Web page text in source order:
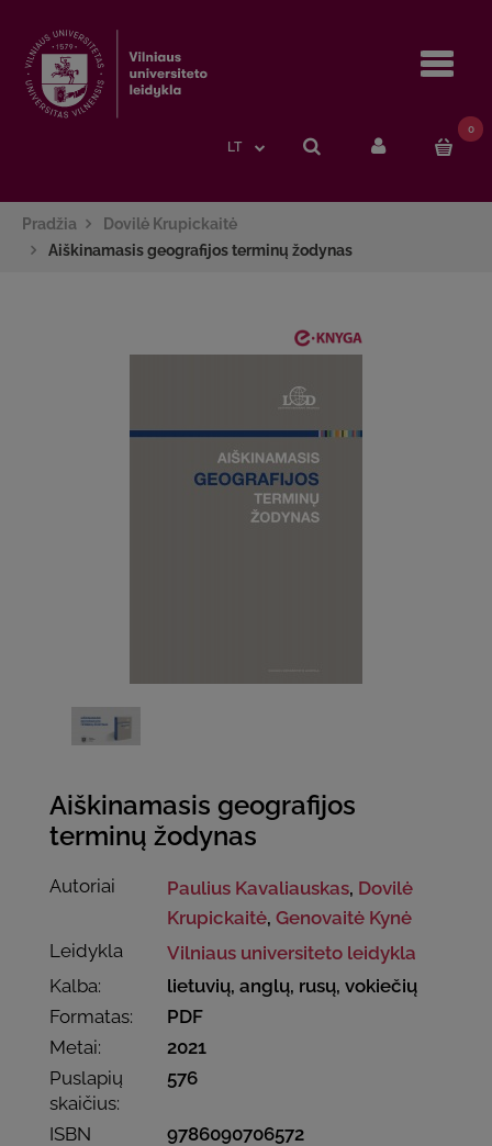
LT
0
Pradžia
Dovilė Krupickaitė
Aiškinamasis geografijos terminų žodynas
Aiškinamasis geografijos
terminų žodynas
Autoriai Paulius Kavaliauskas, Dovilė
Krupickaitė,Genovaitė Kynė
Leidykla
Vilniaus universiteto leidykla
Kalba:
lietuvių, anglų, rusų, vokiečių
Formatas:
PDF
Metai:
2021
Puslapių
skaičius:
576
ISBN 9786090706572